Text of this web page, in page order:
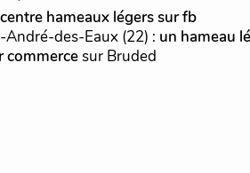
hameaux légers sur fb
André-des-Eaux (22) : un hameau
commercesur Bruded